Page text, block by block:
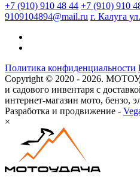
+7 (910) 910 48 44 +7 (910) 910
9109104894@mail.ru г. Калуга
Политика конфиденциальности
Copyright © 2020 - 2026.
и садового инвентаря с
интернет-магазин мото, бензо,
Разработка и продвижение -
×